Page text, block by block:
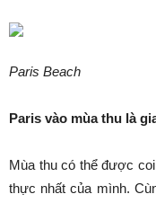
Paris Beach
Paris vào mùa thu là
Mùa thu có thể được
thực nhất của mình.